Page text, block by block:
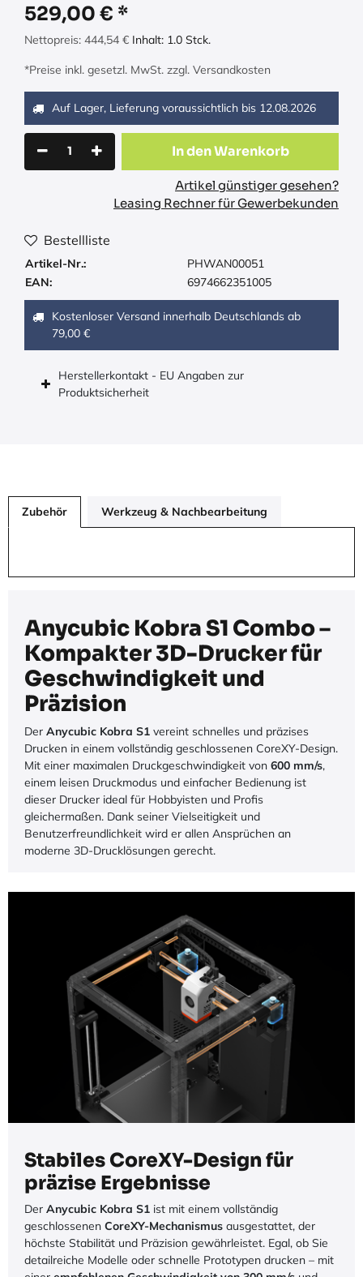
529,00 €
Nettopreis: 444,54 € Inhalt: 1.0 Stck.
*Preise inkl. gesetzl. MwSt. zzgl. Versandkosten
Auf Lager, Lieferung voraussichtlich bis 12.08.2026
In den Warenkorb
Artikel günstiger gesehen?
Leasing Rechner für Gewerbekunden
Bestellliste
Artikel-Nr.:
PHWAN00051
EAN:
6974662351005
Kostenloser Versand innerhalb Deutschlands ab
79,00 €
Herstellerkontakt - EU Angaben zur
Produktsicherheit
Zubehör Werkzeug & Nachbearbeitung
Anycubic Kobra S1 Combo –
Kompakter 3D-Drucker für
Geschwindigkeit und
Präzision
Der Anycubic Kobra S1 vereint schnelles und präzises
Drucken in einem vollständig geschlossenen CoreXY-Design.
Mit einer maximalen Druckgeschwindigkeit von 600 mm/s,
einem leisen Druckmodus und einfacher Bedienung ist
dieser Drucker ideal für Hobbyisten und Profis
gleichermaßen. Dank seiner Vielseitigkeit und
Benutzerfreundlichkeit wird er allen Ansprüchen an
moderne 3D-Drucklösungen gerecht.
Stabiles CoreXY-Design für
präzise Ergebnisse
Der Anycubic Kobra S1 ist mit einem vollständig
geschlossenen CoreXY-Mechanismus ausgestattet, der
höchste Stabilität und Präzision gewährleistet. Egal, ob Sie
detailreiche Modelle oder schnelle Prototypen drucken – mit